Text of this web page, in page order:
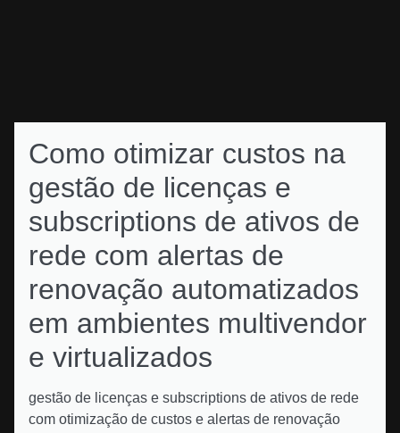
Como otimizar custos na
gestão de licenças e
subscriptions de ativos de
rede com alertas de
renovação automatizados
em ambientes multivendor
e virtualizados
gestão de licenças e subscriptions de ativos de rede
com otimização de custos e alertas de renovação